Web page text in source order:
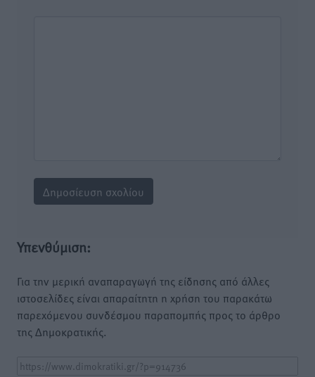
Υπενθύμιση:
Για την μερική αναπαραγωγή της είδησης από άλλες
ιστοσελίδες είναι απαραίτητη η χρήση του παρακάτω
παρεχόμενου συνδέσμου παραπομπής προς το άρθρο
της Δημοκρατικής.